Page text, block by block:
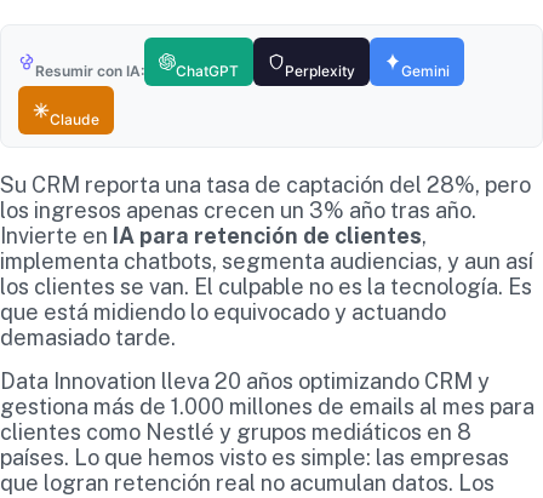
Resumir con IA: ChatGPT Perplexity Gemini
Claude
Su CRM reporta una tasa de captación del 28%, pero
los ingresos apenas crecen un 3% año tras año.
Invierte en IA para retención de clientes,
implementa chatbots, segmenta audiencias, y aun así
los clientes se van. El culpable no es la tecnología. Es
que está midiendo lo equivocado y actuando
demasiado tarde.
Data Innovation lleva 20 años optimizando CRM y
gestiona más de 1.000 millones de emails al mes para
clientes como Nestlé y grupos mediáticos en 8
países. Lo que hemos visto es simple: las empresas
que logran retención real no acumulan datos. Los